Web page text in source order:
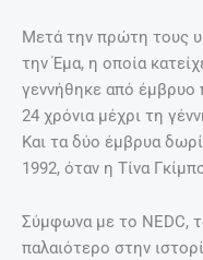
Μετά την πρώτη τους
την Έμα, η οποία
γεννήθηκε από έμβρυο
24 χρόνια μέχρι τη
Και τα δύο έμβρυα
1992, όταν η Τίνα
Σύμφωνα με το NEDC,
παλαιότερο στην